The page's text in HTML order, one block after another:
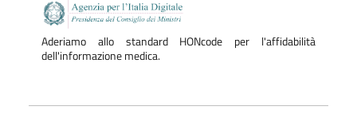
Aderiamo allo standard HONcode per l'affidabilità
dell'informazione medica.